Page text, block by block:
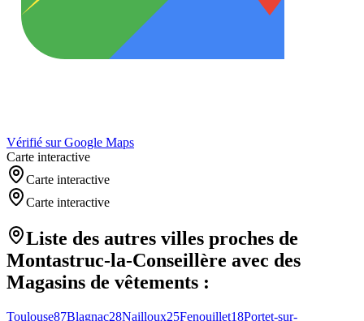
Vérifié sur Google Maps
Carte interactive
Carte interactive
Carte interactive
Liste des autres villes proches de
Montastruc-la-Conseillère avec des
Magasins de vêtements :
Toulouse87Blagnac28Nailloux25Fenouillet18Portet-sur-